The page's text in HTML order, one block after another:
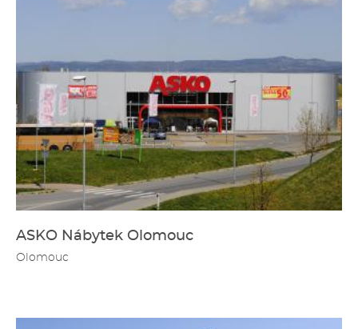
ASKO Nábytek Olomouc
Olomouc